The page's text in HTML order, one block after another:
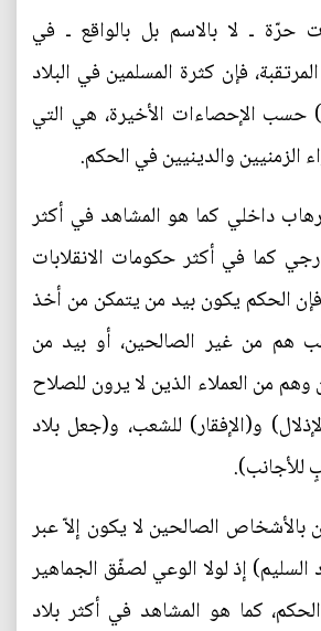
حرّة ـ لا بالاسم بل بالواقع ـ في
فإن كثرة المسلمين في البلاد
حسب الإحصاءات الأخيرة، هي التي
الزمنيين والدينيين في الحكم.
داخلي كما هو المشاهد في أكثر
كما في أكثر حكومات الانقلابات
الحكم يكون بيد من يتمكن من أخذ
هم من غير الصالحين، أو بيد من
من العملاء الذين لا يرون للصلاح
و(الإفقار) للشعب، و(جعل بلاد
للأجانب).
بالأشخاص الصالحين لا يكون إلاّ عبر
إذ لولا الوعي لصفّق الجماهير
كما هو المشاهد في أكثر بلاد